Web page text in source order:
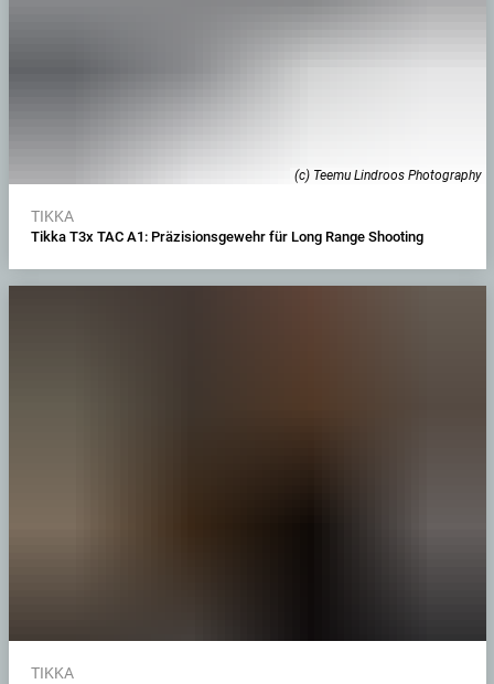
(c) Teemu Lindroos Photography
TIKKA
Tikka T3x TAC A1: Präzisionsgewehr für Long Range Shooting
TIKKA